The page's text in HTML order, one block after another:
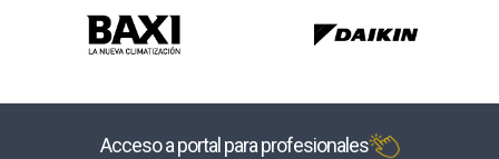
Acceso a portal para profesionales